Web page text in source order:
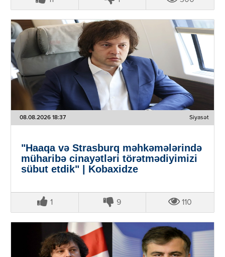
08.08.2026 18:37 Siyasət
"Haaqa və Strasburq məhkəmələrində
müharibə cinayətləri törətmədiyimizi
sübut etdik" | Kobaxidze
1 9 110